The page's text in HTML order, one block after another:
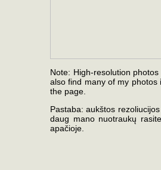
Note: High-resolution
also find many of my photos
the page.
Pastaba: aukštos
daug mano nuotraukų
apačioje.